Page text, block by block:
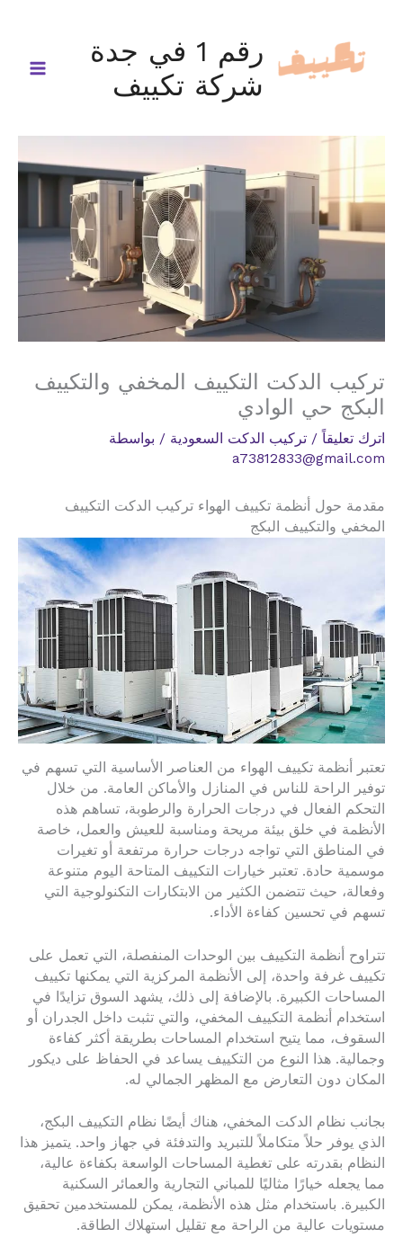
المحتوى
رقم 1 في جدة
شركة تكييف
تركيب الدكت التكييف المخفي والتكييف
البكج حي الوادي
اترك تعليقاً / تركيب الدكت السعودية / بواسطة
a73812833@gmail.com
مقدمة حول أنظمة تكييف الهواء تركيب الدكت التكييف
المخفي والتكييف البكج
تعتبر أنظمة تكييف الهواء من العناصر الأساسية التي تسهم في
توفير الراحة للناس في المنازل والأماكن العامة. من خلال
التحكم الفعال في درجات الحرارة والرطوبة، تساهم هذه
الأنظمة في خلق بيئة مريحة ومناسبة للعيش والعمل، خاصة
في المناطق التي تواجه درجات حرارة مرتفعة أو تغيرات
موسمية حادة. تعتبر خيارات التكييف المتاحة اليوم متنوعة
وفعالة، حيث تتضمن الكثير من الابتكارات التكنولوجية التي
تسهم في تحسين كفاءة الأداء.
تتراوح أنظمة التكييف بين الوحدات المنفصلة، التي تعمل على
تكييف غرفة واحدة، إلى الأنظمة المركزية التي يمكنها تكييف
المساحات الكبيرة. بالإضافة إلى ذلك، يشهد السوق تزايدًا في
استخدام أنظمة التكييف المخفي، والتي تثبت داخل الجدران أو
السقوف، مما يتيح استخدام المساحات بطريقة أكثر كفاءة
وجمالية. هذا النوع من التكييف يساعد في الحفاظ على ديكور
المكان دون التعارض مع المظهر الجمالي له.
بجانب نظام الدكت المخفي، هناك أيضًا نظام التكييف البكج،
الذي يوفر حلاً متكاملاً للتبريد والتدفئة في جهاز واحد. يتميز هذا
النظام بقدرته على تغطية المساحات الواسعة بكفاءة عالية،
مما يجعله خيارًا مثاليًا للمباني التجارية والعمائر السكنية
الكبيرة. باستخدام مثل هذه الأنظمة، يمكن للمستخدمين تحقيق
مستويات عالية من الراحة مع تقليل استهلاك الطاقة.